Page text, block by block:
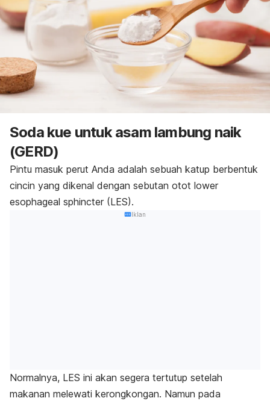
Soda kue untuk asam lambung naik
(GERD)
Pintu masuk perut Anda adalah sebuah katup berbentuk
cincin yang dikenal dengan sebutan otot lower
esophageal sphincter (LES).
Iklan
Normalnya, LES ini akan segera tertutup setelah
makanan melewati kerongkongan. Namun pada